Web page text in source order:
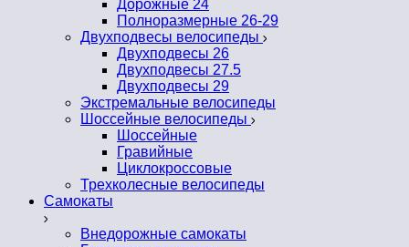
Дорожные 24
Полноразмерные 26-29
Двухподвесы велосипеды
Двухподвесы 26
Двухподвесы 27.5
Двухподвесы 29
Экстремальные велосипеды
Шоссейные велосипеды
Шоссейные
Гравийные
Циклокроссовые
Трехколесные велосипеды
Самокаты
Внедорожные самокаты